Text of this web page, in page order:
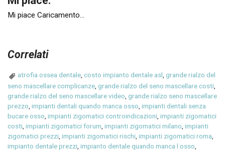
Mi piace Caricamento...
Correlati
atrofia ossea dentale,costo impianto dentale asl,grande rialzo del
seno mascellare complicanze ,grande rialzo del seno mascellare costi
grande rialzo del seno mascellare video ,grande rialzo seno mascellare
prezzo ,impianti dentali quando manca osso ,impianti dentali senza
bucare osso ,impianti zigomatici controindicazioni ,impianti zigomatici
costi ,impianti zigomatici forum ,impianti zigomatici milano ,impianti
zigomatici prezzi ,impianti zigomatici rischi ,impianti zigomatici roma
impianto dentale prezzi ,impianto dentale quando manca l osso